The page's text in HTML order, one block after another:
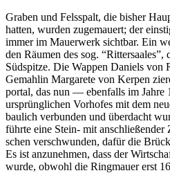
Graben und Fels­spalt, die bisher
hatten, wurden zuge­mauert; der
immer im Mauer­werk sichtbar. Ein
den Räumen des sog. “Ritter­saales”,
Südspitze. Die Wappen Daniels von
Gemahlin Marga­rete von Kerpen
portal, das nun — eben­falls im
ursprüng­li­chen Vorhofes mit dem
baulich verbunden und über­dacht
führte eine Stein- mit
schen verschwunden, dafür die
Es ist anzu­nehmen, dass der
wurde, obwohl die Ring­mauer erst